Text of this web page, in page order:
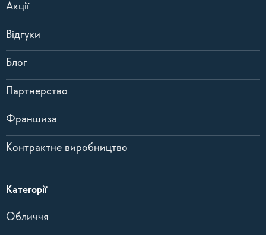
Акції
Відгуки
Блог
Партнерство
Франшиза
Контрактне виробництво
Категорії
Обличчя